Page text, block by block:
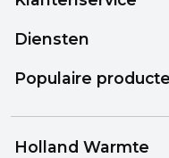
Diensten
Populaire
Holland Warmte